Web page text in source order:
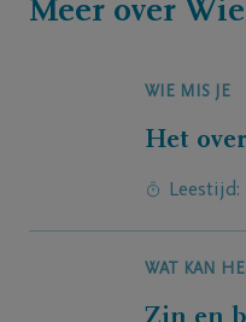
Meer over
WIE MIS JE
Het
WAT KAN